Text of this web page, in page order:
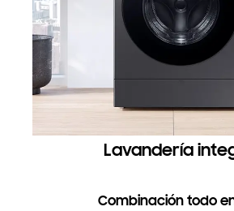
Lavandería
Combinación todo